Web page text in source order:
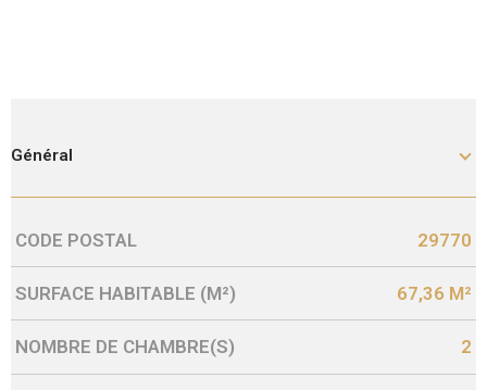
Général
Caractérisque Valeurs
CODE POSTAL 29770
SURFACE HABITABLE (M²) 67,36 M²
NOMBRE DE CHAMBRE(S) 2